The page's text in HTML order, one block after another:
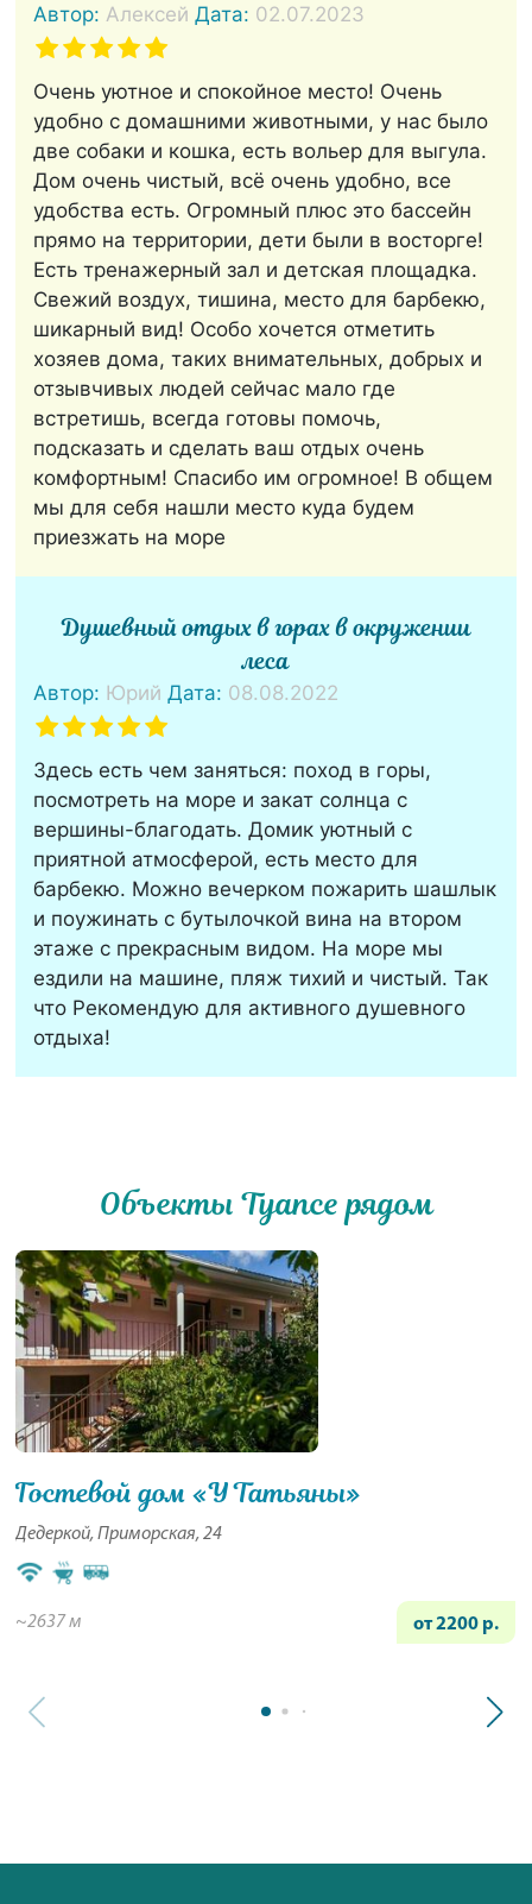
Автор: Алексей Дата: 02.07.2023
Очень уютное и спокойное место! Очень
удобно с домашними животными, у нас было
две собаки и кошка, есть вольер для выгула.
Дом очень чистый, всё очень удобно, все
удобства есть. Огромный плюс это бассейн
прямо на территории, дети были в восторге!
Есть тренажерный зал и детская площадка.
Свежий воздух, тишина, место для барбекю,
шикарный вид! Особо хочется отметить
хозяев дома, таких внимательных, добрых и
отзывчивых людей сейчас мало где
встретишь, всегда готовы помочь,
подсказать и сделать ваш отдых очень
комфортным! Спасибо им огромное! В общем
мы для себя нашли место куда будем
приезжать на море
Душевный отдых в горах в окружении
леса
Автор: Юрий Дата: 08.08.2022
Здесь есть чем заняться: поход в горы,
посмотреть на море и закат солнца с
вершины-благодать. Домик уютный с
приятной атмосферой, есть место для
барбекю. Можно вечерком пожарить шашлык
и поужинать с бутылочкой вина на втором
этаже с прекрасным видом. На море мы
ездили на машине, пляж тихий и чистый. Так
что Рекомендую для активного душевного
отдыха!
Объекты Туапсе рядом
Гостевой дом «У Татьяны»
Дедеркой, Приморская, 24
~2637 м от 2200 р.